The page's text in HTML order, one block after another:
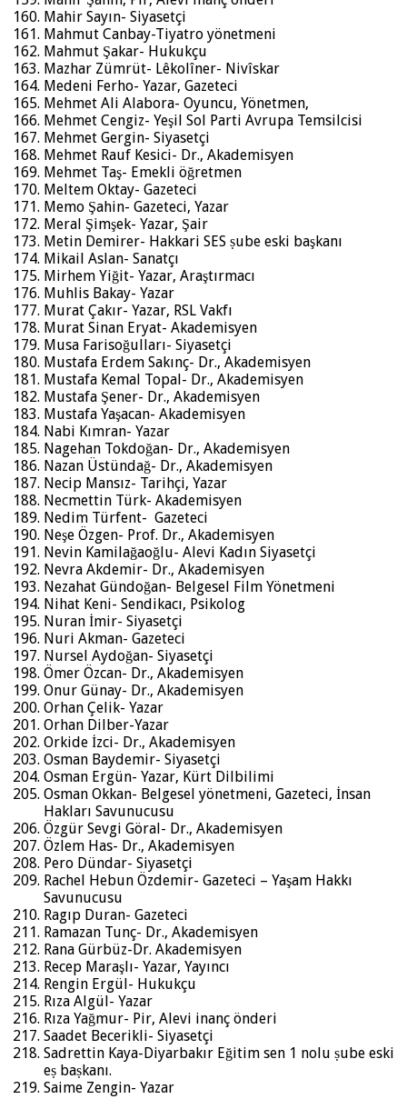
Mahir Sayın- Siyasetçi
Mahmut Canbay-Tiyatro yönetmeni
Mahmut Şakar- Hukukçu
Mazhar Zümrüt- Lêkolîner- Nivîskar
Medeni Ferho- Yazar, Gazeteci
Mehmet Ali Alabora- Oyuncu, Yönetmen,
Mehmet Cengiz- Yeşil Sol Parti Avrupa Temsilcisi
Mehmet Gergin- Siyasetçi
Mehmet Rauf Kesici- Dr., Akademisyen
Mehmet Taş- Emekli öğretmen
Meltem Oktay- Gazeteci
Memo Şahin- Gazeteci, Yazar
Meral Şimşek- Yazar, Şair
Metin Demirer- Hakkari SES ṣube eski başkanı
Mikail Aslan- Sanatçı
Mirhem Yiğit- Yazar, Araştırmacı
Muhlis Bakay- Yazar
Murat Çakır- Yazar, RSL Vakfı
Murat Sinan Eryat- Akademisyen
Musa Farisoğulları- Siyasetçi
Mustafa Erdem Sakınç- Dr., Akademisyen
Mustafa Kemal Topal- Dr., Akademisyen
Mustafa Şener- Dr., Akademisyen
Mustafa Yaşacan- Akademisyen
Nabi Kımran- Yazar
Nagehan Tokdoğan- Dr., Akademisyen
Nazan Üstündağ- Dr., Akademisyen
Necip Mansız- Tarihçi, Yazar
Necmettin Türk- Akademisyen
Nedim Türfent- Gazeteci
Neşe Özgen- Prof. Dr., Akademisyen
Nevin Kamilağaoğlu- Alevi Kadın Siyasetçi
Nevra Akdemir- Dr., Akademisyen
Nezahat Gündoğan- Belgesel Film Yönetmeni
Nihat Keni- Sendikacı, Psikolog
Nuran İmir- Siyasetçi
Nuri Akman- Gazeteci
Nursel Aydoğan- Siyasetçi
Ömer Özcan- Dr., Akademisyen
Onur Günay- Dr., Akademisyen
Orhan Çelik- Yazar
Orhan Dilber-Yazar
Orkide İzci- Dr., Akademisyen
Osman Baydemir- Siyasetçi
Osman Ergün- Yazar, Kürt Dilbilimi
Osman Okkan- Belgesel yönetmeni, Gazeteci, İnsan
Hakları Savunucusu
Özgür Sevgi Göral- Dr., Akademisyen
Özlem Has- Dr., Akademisyen
Pero Dündar- Siyasetçi
Rachel Hebun Özdemir- Gazeteci – Yaşam Hakkı
Savunucusu
Ragıp Duran- Gazeteci
Ramazan Tunç- Dr., Akademisyen
Rana Gürbüz-Dr. Akademisyen
Recep Maraşlı- Yazar, Yayıncı
Rengin Ergül- Hukukçu
Rıza Algül- Yazar
Rıza Yağmur- Pir, Alevi inanç önderi
Saadet Becerikli- Siyasetçi
Sadrettin Kaya-Diyarbakır Eğitim sen 1 nolu ṣube eski
eṣ baṣkanı.
Saime Zengin- Yazar